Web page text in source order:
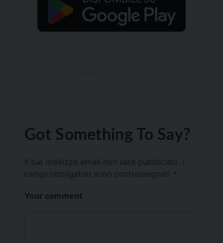
Got Something To Say?
Il tuo indirizzo email non sarà pubblicato.
campi obbligatori sono contrassegnati *
Your comment